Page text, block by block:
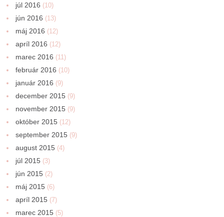
júl 2016 (10)
jún 2016 (13)
máj 2016 (12)
apríl 2016 (12)
marec 2016 (11)
február 2016 (10)
január 2016 (9)
december 2015 (9)
november 2015 (9)
október 2015 (12)
september 2015 (9)
august 2015 (4)
júl 2015 (3)
jún 2015 (2)
máj 2015 (6)
apríl 2015 (7)
marec 2015 (5)